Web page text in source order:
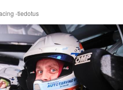
-tiedotus